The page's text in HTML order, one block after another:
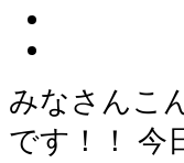
みなさんこ
です！！ 今